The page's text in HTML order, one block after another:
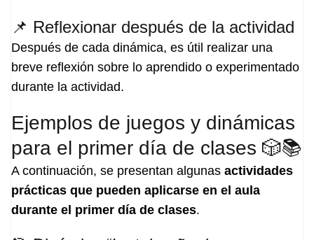
📌 Reflexionar después de la actividad
Después de cada dinámica, es útil realizar una
breve reflexión sobre lo aprendido o experimentado
durante la actividad.
Ejemplos de juegos y dinámicas
para el primer día de clases 🎲📚
A continuación, se presentan algunas actividades
prácticas que pueden aplicarse en el aula
durante el primer día de clases.